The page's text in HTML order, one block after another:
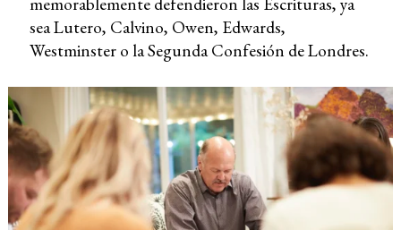
sea Lutero, Calvino, Owen, Edwards,
Westminster o la Segunda Confesión de Londres.